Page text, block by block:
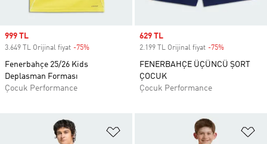
Sale price
999 TL
3.649 TL Orijinal fiyat -75%
Fenerbahçe 25/26 Kids
Deplasman Forması
Çocuk Performance
Sale price
629 TL
2.199 TL Orijinal fiyat -75%
FENERBAHÇE ÜÇÜNCÜ ŞORT
ÇOCUK
Çocuk Performance
Favori Listesine Ekle